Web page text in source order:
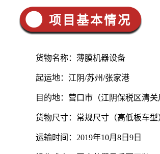
项目基本情况
货物名称：薄膜机器设备
起运地：江阴/苏州/张家港
目的地：营口市（江阴保税区清关
货物尺寸：常规尺寸（高低板车型
运输时间：2019年10月8日9日